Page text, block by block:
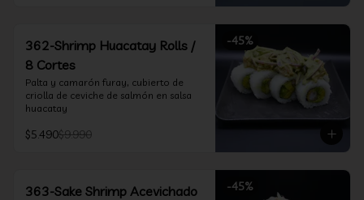
-45%
362-Shrimp Huacatay Rolls /
8 Cortes
Palta y camarón furay, cubierto de
criolla de ceviche de salmón en salsa
huacatay
$5.490$9.990
-45%
363-Sake Shrimp Acevichado